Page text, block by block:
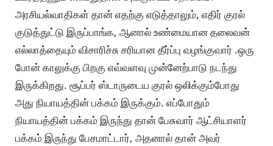
அரசியல்வாதிகள் தான் எதற்கு எடுத்தாலும், எதிர் குரல்
குடுத்துட்டு இருப்பாங்க, ஆனால் உண்மையான தலைவன்
எல்லாத்தையும் விசாரிச்சு சரியான தீர்ப்பு வழங்குவார் .ஒரு
போன் காலுக்கு பிறகு எவ்வளவு முன்னேற்பாடு நடந்து
இருக்கிறது. சூப்பர் ஸ்டாருடைய குரல் ஒலிக்கும்போது
அது நியாயத்தின் பக்கம் இருக்கும். எப்போதும்
நியாயத்தின் பக்கம் இருந்து தான் பேசுவார் ஆட்சியாளர்
பக்கம் இருந்து பேசமாட்டார், அதனால் தான் அவர்